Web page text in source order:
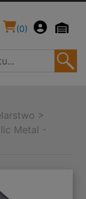
(0)
>
Metal -